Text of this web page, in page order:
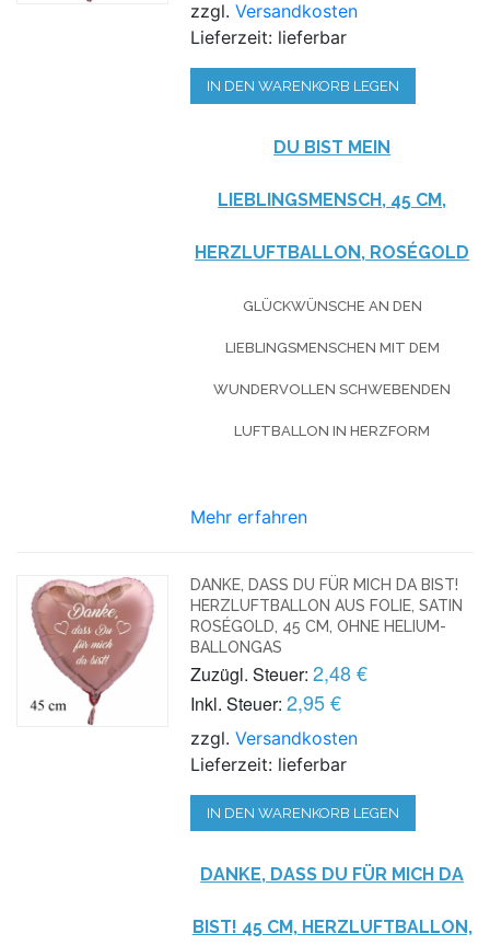
zzgl.Versandkosten
Lieferzeit: lieferbar
IN DEN WARENKORB LEGEN
DU BIST MEIN
LIEBLINGSMENSCH, 45 CM,
HERZLUFTBALLON, ROSÉGOLD
GLÜCKWÜNSCHE AN DEN
LIEBLINGSMENSCHEN MIT DEM
WUNDERVOLLEN SCHWEBENDEN
LUFTBALLON IN HERZFORM
Mehr erfahren
DANKE, DASS DU FÜR MICH DA BIST!
HERZLUFTBALLON AUS FOLIE, SATIN
ROSÉGOLD, 45 CM, OHNE HELIUM-
BALLONGAS
Zuzügl. Steuer: 2,48 €
Inkl. Steuer: 2,95 €
zzgl.Versandkosten
Lieferzeit: lieferbar
IN DEN WARENKORB LEGEN
DANKE, DASS DU FÜR MICH DA
BIST! 45 CM, HERZLUFTBALLON,